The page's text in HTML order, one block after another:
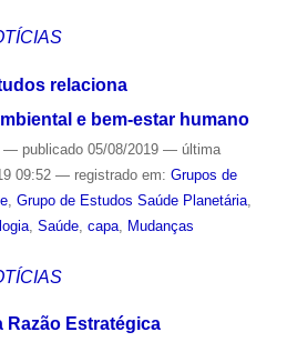
relaciona
e bem-estar humano
— publicado05/08/2019 — última
09:52 — registrado em: Grupos de
, Grupo de Estudos Saúde Planetária,
, Saúde, capa, Mudanças
Razão Estratégica